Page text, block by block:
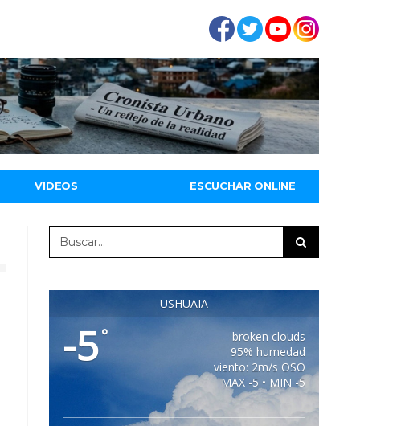
VIDEOS ESCUCHAR ONLINE
USHUAIA
-5°
broken clouds
95% humedad
viento: 2m/s OSO
MAX -5 • MIN -5